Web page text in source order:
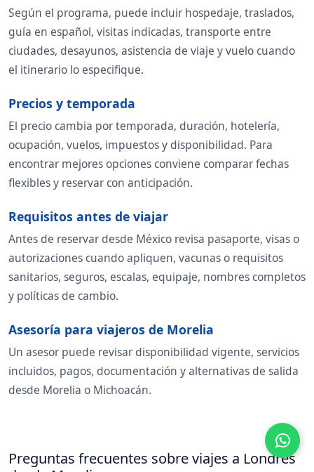
Según el programa, puede incluir hospedaje, traslados,
guía en español, visitas indicadas, transporte entre
ciudades, desayunos, asistencia de viaje y vuelo cuando
el itinerario lo especifique.
Precios y temporada
El precio cambia por temporada, duración, hotelería,
ocupación, vuelos, impuestos y disponibilidad. Para
encontrar mejores opciones conviene comparar fechas
flexibles y reservar con anticipación.
Requisitos antes de viajar
Antes de reservar desde México revisa pasaporte, visas o
autorizaciones cuando apliquen, vacunas o requisitos
sanitarios, seguros, escalas, equipaje, nombres completos
y políticas de cambio.
Asesoría para viajeros de Morelia
Un asesor puede revisar disponibilidad vigente, servicios
incluidos, pagos, documentación y alternativas de salida
desde Morelia o Michoacán.
Preguntas frecuentes sobre viajes a Londres